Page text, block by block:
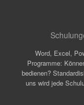
Word, Excel,
Programme:
bedienen?
uns wird jede